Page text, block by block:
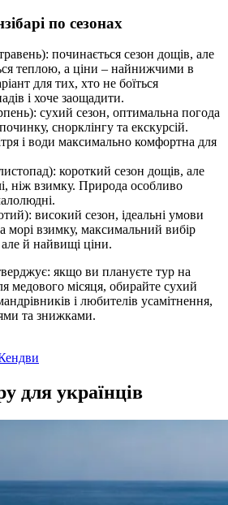
по сезонах
починається сезон дощів, але
теплою, а ціни – найнижчими в
для тих, хто не боїться
і хоче заощадити.
сухий сезон, оптимальна погода
снорклінгу та екскурсій.
і води максимально комфортна для
короткий сезон дощів, але
ніж взимку. Природа особливо
високий сезон, ідеальні умови
морі взимку, максимальний вибір
але й найвищі ціни.
якщо ви плануєте тур на
медового місяця, обирайте сухий
і любителів усамітнення,
та знижками.
для українців